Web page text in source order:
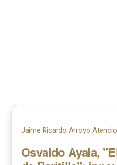
Jaime Ricardo Arroyo Atencio
Osvaldo Ayala,